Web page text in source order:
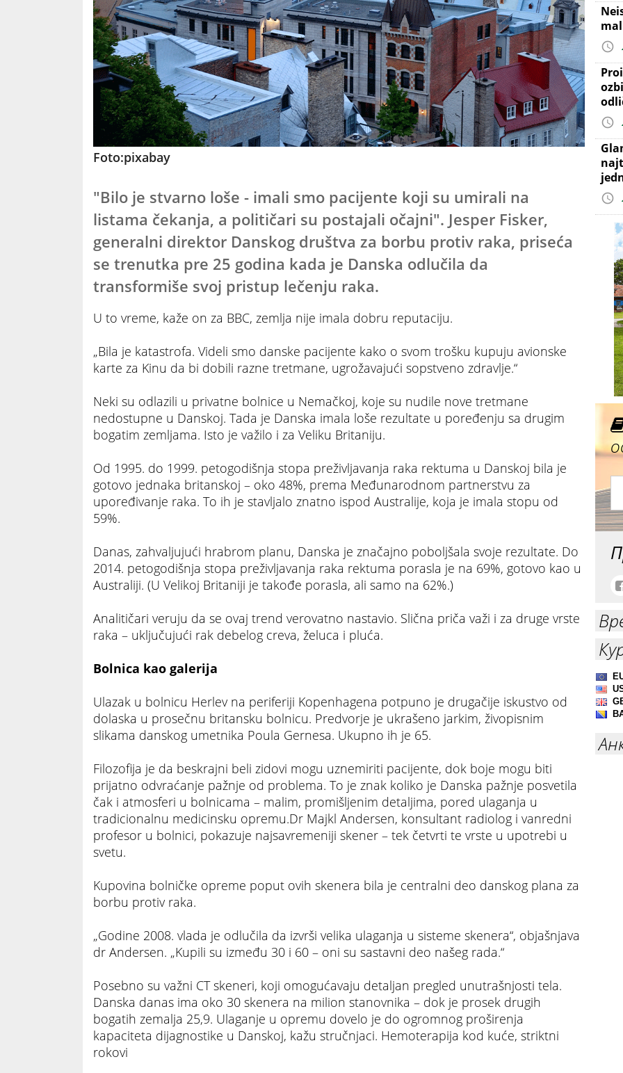
Foto:pixabay
"Bilo je stvarno loše - imali smo pacijente koji su umirali na
listama čekanja, a političari su postajali očajni". Jesper Fisker,
generalni direktor Danskog društva za borbu protiv raka, priseća
se trenutka pre 25 godina kada je Danska odlučila da
transformiše svoj pristup lečenju raka.
U to vreme, kaže on za BBC, zemlja nije imala dobru reputaciju.
„Bila je katastrofa. Videli smo danske pacijente kako o svom trošku kupuju avionske
karte za Kinu da bi dobili razne tretmane, ugrožavajući sopstveno zdravlje.“
Neki su odlazili u privatne bolnice u Nemačkoj, koje su nudile nove tretmane
nedostupne u Danskoj. Tada je Danska imala loše rezultate u poređenju sa drugim
bogatim zemljama. Isto je važilo i za Veliku Britaniju.
Od 1995. do 1999. petogodišnja stopa preživljavanja raka rektuma u Danskoj bila je
gotovo jednaka britanskoj – oko 48%, prema Međunarodnom partnerstvu za
upoređivanje raka. To ih je stavljalo znatno ispod Australije, koja je imala stopu od
59%.
Danas, zahvaljujući hrabrom planu, Danska je značajno poboljšala svoje rezultate. Do
2014. petogodišnja stopa preživljavanja raka rektuma porasla je na 69%, gotovo kao u
Australiji. (U Velikoj Britaniji je takođe porasla, ali samo na 62%.)
Analitičari veruju da se ovaj trend verovatno nastavio. Slična priča važi i za druge vrste
raka – uključujući rak debelog creva, želuca i pluća.
Bolnica kao galerija
Ulazak u bolnicu Herlev na periferiji Kopenhagena potpuno je drugačije iskustvo od
dolaska u prosečnu britansku bolnicu. Predvorje je ukrašeno jarkim, živopisnim
slikama danskog umetnika Poula Gernesa. Ukupno ih je 65.
Filozofija je da beskrajni beli zidovi mogu uznemiriti pacijente, dok boje mogu biti
prijatno odvraćanje pažnje od problema. To je znak koliko je Danska pažnje posvetila
čak i atmosferi u bolnicama – malim, promišljenim detaljima, pored ulaganja u
tradicionalnu medicinsku opremu.Dr Majkl Andersen, konsultant radiolog i vanredni
profesor u bolnici, pokazuje najsavremeniji skener – tek četvrti te vrste u upotrebi u
svetu.
Kupovina bolničke opreme poput ovih skenera bila je centralni deo danskog plana za
borbu protiv raka.
„Godine 2008. vlada je odlučila da izvrši velika ulaganja u sisteme skenera“, objašnjava
dr Andersen. „Kupili su između 30 i 60 – oni su sastavni deo našeg rada.“
Posebno su važni CT skeneri, koji omogućavaju detaljan pregled unutrašnjosti tela.
Danska danas ima oko 30 skenera na milion stanovnika – dok je prosek drugih
bogatih zemalja 25,9. Ulaganje u opremu dovelo je do ogromnog proširenja
kapaciteta dijagnostike u Danskoj, kažu stručnjaci. Hemoterapija kod kuće, striktni
rokovi